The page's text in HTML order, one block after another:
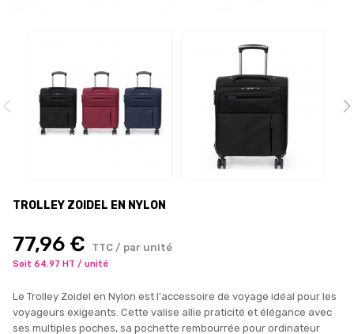
TROLLEY ZOIDEL EN NYLON
77,96 € TTC / par unité
Soit 64.97 HT / unité
Le Trolley Zoidel en Nylon est l'accessoire de voyage idéal pour les
voyageurs exigeants. Cette valise allie praticité et élégance avec
ses multiples poches, sa pochette rembourrée pour ordinateur